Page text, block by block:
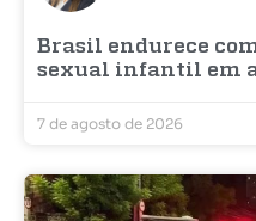
Brasil endurece
sexual infantil em
7 de agosto de 2026